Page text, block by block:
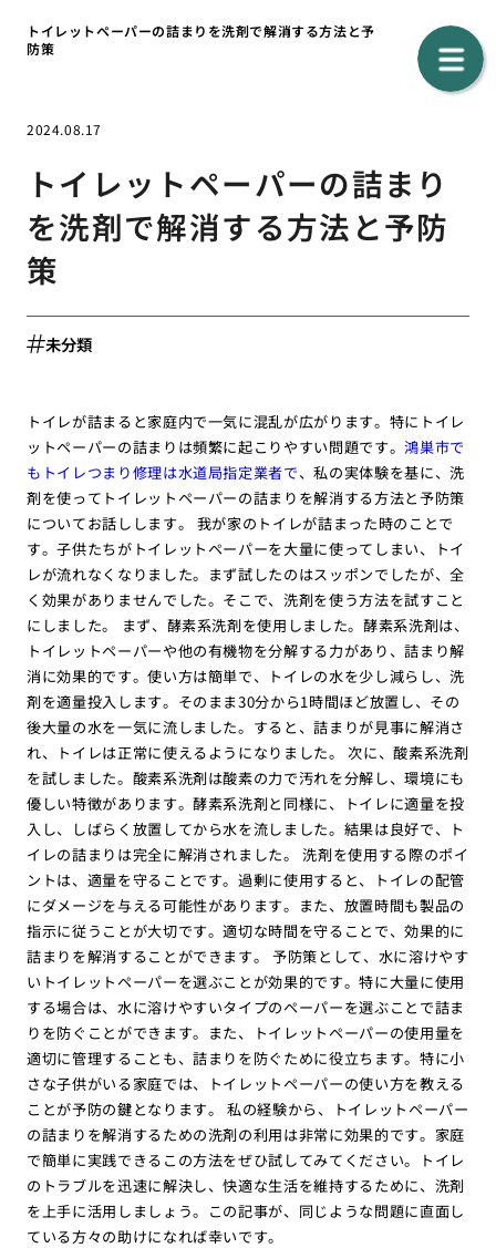
トイレットペーパーの詰まりを洗剤で解消する方法と予
防策
2024.08.17
トイレットペーパーの詰まり
を洗剤で解消する方法と予防
策
未分類
トイレが詰まると家庭内で一気に混乱が広がります。特にトイレ
ットペーパーの詰まりは頻繁に起こりやすい問題です。鴻巣市で
もトイレつまり修理は水道局指定業者で、私の実体験を基に、洗
剤を使ってトイレットペーパーの詰まりを解消する方法と予防策
についてお話しします。 我が家のトイレが詰まった時のことで
す。子供たちがトイレットペーパーを大量に使ってしまい、トイ
レが流れなくなりました。まず試したのはスッポンでしたが、全
く効果がありませんでした。そこで、洗剤を使う方法を試すこと
にしました。 まず、酵素系洗剤を使用しました。酵素系洗剤は、
トイレットペーパーや他の有機物を分解する力があり、詰まり解
消に効果的です。使い方は簡単で、トイレの水を少し減らし、洗
剤を適量投入します。そのまま30分から1時間ほど放置し、その
後大量の水を一気に流しました。すると、詰まりが見事に解消さ
れ、トイレは正常に使えるようになりました。 次に、酸素系洗剤
を試しました。酸素系洗剤は酸素の力で汚れを分解し、環境にも
優しい特徴があります。酵素系洗剤と同様に、トイレに適量を投
入し、しばらく放置してから水を流しました。結果は良好で、ト
イレの詰まりは完全に解消されました。 洗剤を使用する際のポイ
ントは、適量を守ることです。過剰に使用すると、トイレの配管
にダメージを与える可能性があります。また、放置時間も製品の
指示に従うことが大切です。適切な時間を守ることで、効果的に
詰まりを解消することができます。 予防策として、水に溶けやす
いトイレットペーパーを選ぶことが効果的です。特に大量に使用
する場合は、水に溶けやすいタイプのペーパーを選ぶことで詰ま
りを防ぐことができます。また、トイレットペーパーの使用量を
適切に管理することも、詰まりを防ぐために役立ちます。特に小
さな子供がいる家庭では、トイレットペーパーの使い方を教える
ことが予防の鍵となります。 私の経験から、トイレットペーパー
の詰まりを解消するための洗剤の利用は非常に効果的です。家庭
で簡単に実践できるこの方法をぜひ試してみてください。トイレ
のトラブルを迅速に解決し、快適な生活を維持するために、洗剤
を上手に活用しましょう。この記事が、同じような問題に直面し
ている方々の助けになれば幸いです。